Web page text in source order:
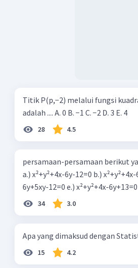
Titik P(p,−2) melalui fungsi
adalah .... A. 0 B. −1 C. −2 D. 3 E. 4
28 4.5
persamaan-persamaan berikut
a.) x²+y²+4x-6y-12=0 b.)
6y+5xy-12=0 e.) x²+y²+4x-6y+13=0
34 3.0
Apa yang dimaksud dengan
15 4.2